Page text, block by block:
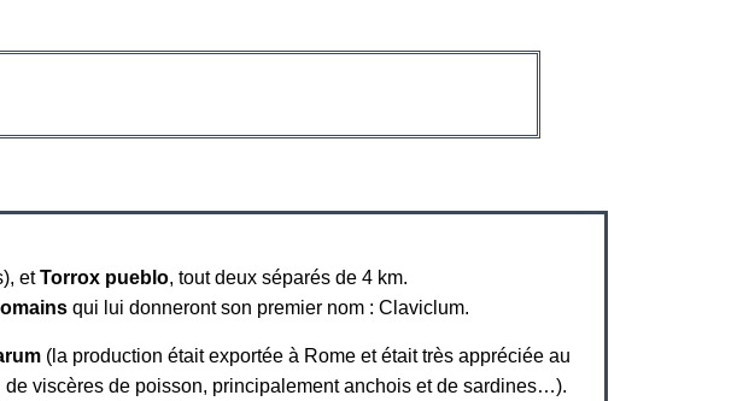
etTorrox pueblo, tout deux séparés de 4 km.
qui lui donneront son premier nom : Claviclum.
(la production était exportée à Rome et était très appréciée au
viscères de poisson, principalement anchois et de sardines…).